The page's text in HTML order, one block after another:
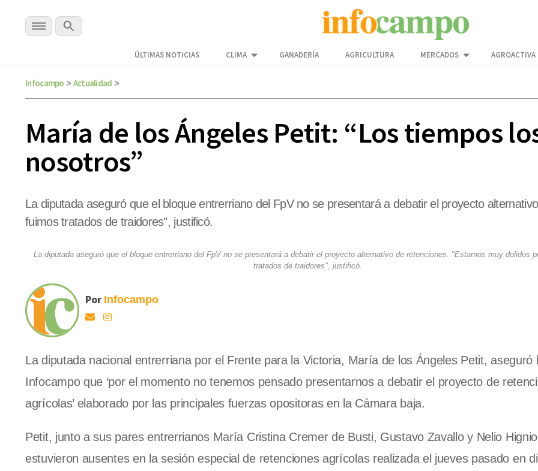
ÚLTIMAS NOTICIAS CLIMA GANADERÍA AGRICULTURA MERCADOS AGROACTIVA
Infocampo > Actualidad >
María de los Ángeles Petit: “Los tiempos
nosotros”
La diputada aseguró que el bloque entrerriano del FpV no se presentará a debatir el proyecto
fuimos tratados de traidores", justificó.
La diputada aseguró que el bloque entrerriano del FpV no se presentará a debatir el proyecto alternativo de retenciones. "Estamos muy dolidos
tratados de traidores", justificó.
Por Infocampo
La diputada nacional entrerriana por el Frente para la Victoria, María de los Ángeles Petit, aseguró
Infocampo que ‘por el momento no tenemos pensado presentarnos a debatir el proyecto de
agrícolas’ elaborado por las principales fuerzas opositoras en la Cámara baja.
Petit, junto a sus pares entrerrianos María Cristina Cremer de Busti, Gustavo Zavallo y Nelio
estuvieron ausentes en la sesión especial de retenciones agrícolas realizada el jueves pasado en